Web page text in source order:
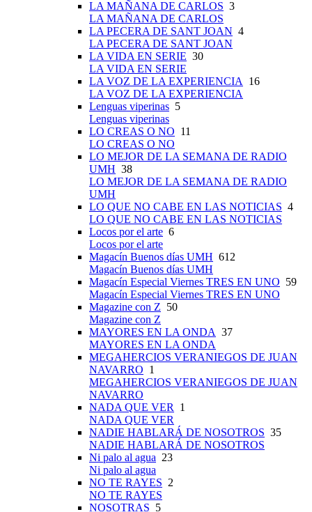
LA MAÑANA DE CARLOS 3
LA MAÑANA DE CARLOS
LA PECERA DE SANT JOAN 4
LA PECERA DE SANT JOAN
LA VIDA EN SERIE 30
LA VIDA EN SERIE
LA VOZ DE LA EXPERIENCIA
16
LA VOZ DE LA EXPERIENCIA
Lenguas viperinas 5
Lenguas viperinas
LO CREAS O NO 11
LO CREAS O NO
LO MEJOR DE LA SEMANA DE RADIO
UMH 38
LO MEJOR DE LA SEMANA DE RADIO
UMH
LO QUE NO CABE EN LAS NOTICIAS 4
LO QUE NO CABE EN LAS NOTICIAS
Locos por el arte 6
Locos por el arte
Magacín Buenos días UMH 612
Magacín Buenos días UMH
Magacín Especial Viernes TRES EN UNO 59
Magacín Especial Viernes TRES EN UNO
Magazine con Z 50
Magazine con Z
MAYORES EN LA ONDA 37
MAYORES EN LA ONDA
MEGAHERCIOS VERANIEGOS DE JUAN
NAVARRO 1
MEGAHERCIOS VERANIEGOS DE JUAN
NAVARRO
NADA QUE VER
1
NADA QUE VER
NADIE HABLARÁ DE NOSOTROS 35
NADIE HABLARÁ DE NOSOTROS
Ni palo al agua 23
Ni palo al agua
NO TE RAYES 2
NO TE RAYES
NOSOTRAS 5